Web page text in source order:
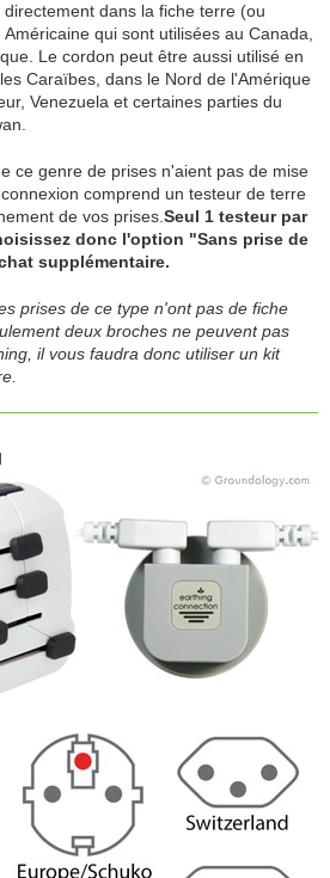
dans la fiche terre (ou
Américaine qui sont utilisées au Canada,
Le cordon peut être aussi utilisé en
Caraïbes, dans le Nord de l'Amérique
Venezuela et certaines parties du
ce genre de prises n'aient pas de mise
comprend un testeur de terre
de vos prises. Seul 1 testeur par
donc l'option "Sans prise de
supplémentaire.
prises de ce type n'ont pas de fiche
deux broches ne peuvent pas
il vous faudra donc utiliser un kit